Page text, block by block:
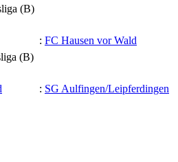
(B)
: FC Hausen vor Wald
(B)
: SG Aulfingen/​Leipferdingen